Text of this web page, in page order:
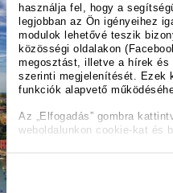
használja fel, hogy a
legjobban az Ön igényeihez
modulok lehetővé teszik
közösségi oldalakon
megosztást, illetve a hírek és
szerinti megjelenítését. Ezek
funkciók alapvető
Az „Elfogadás” gombra
weboldalunkon cookie-kat és